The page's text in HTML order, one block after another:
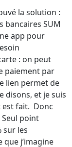
la solution :
bancaires SUM
app pour
: on peut
paiement par
lien permet de
disons, et je suis
est fait. Donc
point
sur les
que j’imagine